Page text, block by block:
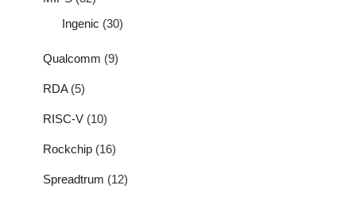
Ingenic (30)
Qualcomm (9)
RDA(5)
RISC-V (10)
Rockchip (16)
Spreadtrum (12)